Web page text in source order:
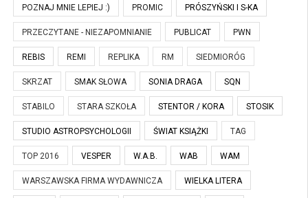
POZNAJ MNIE LEPIEJ :) PROMIC PRÓSZYŃSKI I S-KA
PRZECZYTANE - NIEZAPOMNIANIE PUBLICAT PWN
REBIS REMI REPLIKA RM SIEDMIORÓG
SKRZAT SMAK SŁOWA SONIA DRAGA SQN
STABILO STARA SZKOŁA STENTOR / KORA STOSIK
STUDIO ASTROPSYCHOLOGII ŚWIAT KSIĄŻKI TAG
TOP 2016 VESPER W.A.B. WAB WAM
WARSZAWSKA FIRMA WYDAWNICZA WIELKA LITERA